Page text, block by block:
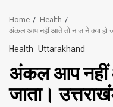
Home
Health
अंकल आप नहीं आते तो न जाने क्या हो
Health Uttarakhand
अंकल आप नहीं
जाता।